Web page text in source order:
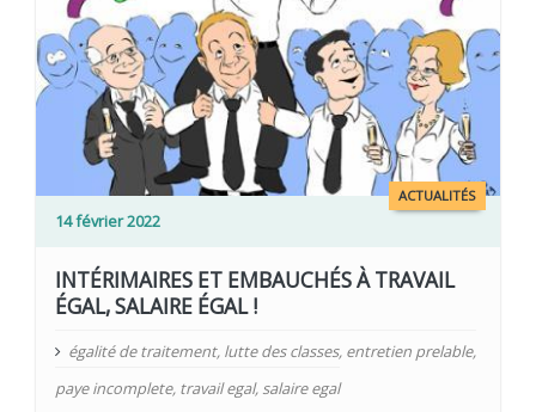
ACTUALITÉS
14 février 2022
INTÉRIMAIRES ET EMBAUCHÉS À TRAVAIL
ÉGAL, SALAIRE ÉGAL !
égalité de traitement, lutte des classes, entretien prelable,
paye incomplete, travail egal, salaire egal